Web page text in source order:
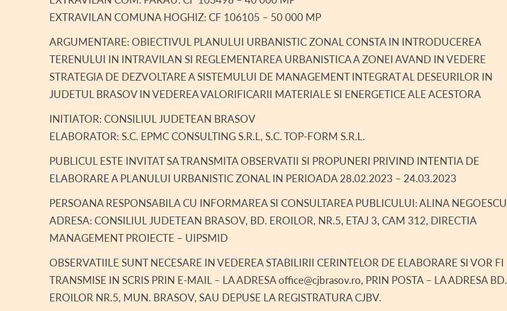
EXTRAVILAN COMUNA HOGHIZ: CF 106105 – 50 000 MP
ARGUMENTARE: OBIECTIVUL PLANULUI URBANISTIC ZONAL CONSTA IN INTRODUCEREA
TERENULUI IN INTRAVILAN SI REGLEMENTAREA URBANISTICA A ZONEI AVAND IN VEDERE
STRATEGIA DE DEZVOLTARE A SISTEMULUI DE MANAGEMENT INTEGRAT AL DESEURILOR IN
JUDETUL BRASOV IN VEDEREA VALORIFICARII MATERIALE SI ENERGETICE ALE ACESTORA
INITIATOR: CONSILIUL JUDETEAN BRASOV
ELABORATOR: S.C. EPMC CONSULTING S.R.L, S.C. TOP-FORM S.R.L.
PUBLICUL ESTE INVITAT SA TRANSMITA OBSERVATII SI PROPUNERI PRIVIND INTENTIA DE
ELABORARE A PLANULUI URBANISTIC ZONAL IN PERIOADA 28.02.2023 – 24.03.2023
PERSOANA RESPONSABILA CU INFORMAREA SI CONSULTAREA PUBLICULUI: ALINA NEGOESCU
ADRESA: CONSILIUL JUDETEAN BRASOV, BD. EROILOR, NR.5, ETAJ 3, CAM 312, DIRECTIA
MANAGEMENT PROIECTE – UIPSMID
OBSERVATIILE SUNT NECESARE IN VEDEREA STABILIRII CERINTELOR DE ELABORARE SI VOR FI
TRANSMISE IN SCRIS PRIN E-MAIL – LA ADRESA office@cjbrasov.ro, PRIN POSTA – LA ADRESA BD.
EROILOR NR.5, MUN. BRASOV, SAU DEPUSE LA REGISTRATURA CJBV.